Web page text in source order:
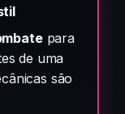
para
de uma
são